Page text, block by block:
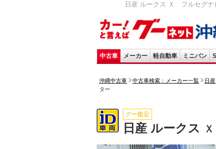
日産 ルークス Ｘ フルセグナ
中古車 メーカー 軽自動車 ミニバン
沖縄中古車 中古車検索：メーカー一覧 日産
ター
グー鑑定
日産 ルークス